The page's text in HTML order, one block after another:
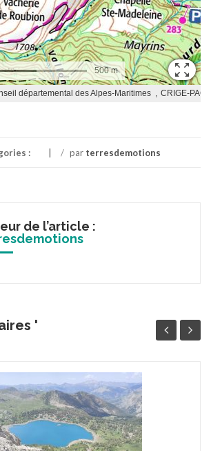
: / par terresdemotions
de l’article :
'